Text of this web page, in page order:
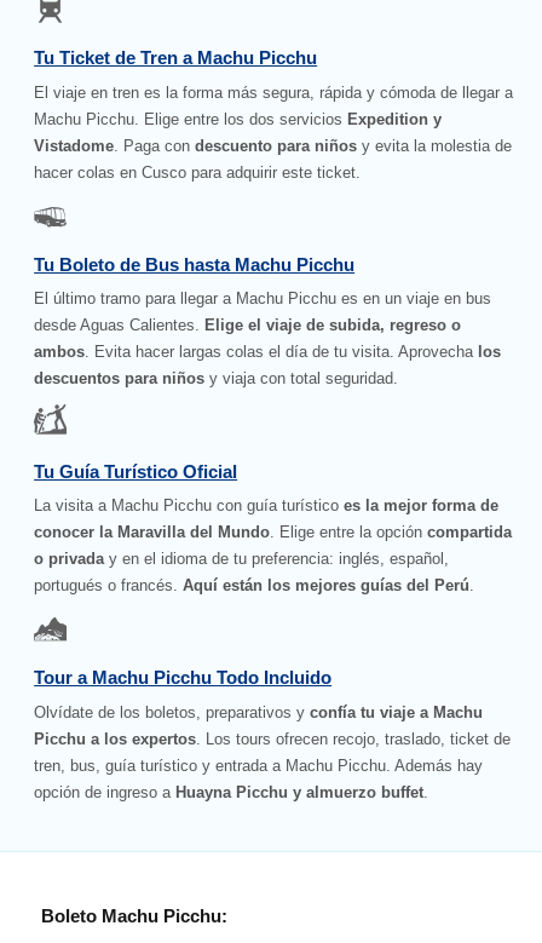
Tu Ticket de Tren a Machu Picchu
El viaje en tren es la forma más segura, rápida y cómoda de llegar a
Machu Picchu. Elige entre los dos servicios Expedition y
Vistadome . Paga condescuento para niños y evita la molestia de
hacer colas en Cusco para adquirir este ticket.
Tu Boleto de Bus hasta Machu Picchu
El último tramo para llegar a Machu Picchu es en un viaje en bus
desde Aguas Calientes. Elige el viaje de subida, regreso o
ambos. Evita hacer largas colas el día de tu visita. Aprovecha los
descuentos para niños y viaja con total seguridad.
Tu Guía Turístico Oficial
La visita a Machu Picchu con guía turístico es la mejor forma de
conocer la Maravilla del Mundo. Elige entre la opcióncompartida
o privaday en el idioma de tu preferencia: inglés, español,
portugués o francés.Aquí están los mejores guías del Perú.
Tour a Machu Picchu Todo Incluido
Olvídate de los boletos, preparativos yconfía tu viaje a Machu
Picchu a los expertos . Los tours ofrecen recojo, traslado, ticket de
tren, bus, guía turístico y entrada a Machu Picchu. Además hay
opción de ingreso a Huayna Picchu y almuerzo buffet
Boleto Machu Picchu: